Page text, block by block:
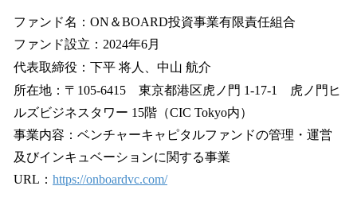
ファンド名：ON＆BOARD投資事業有限責任組合
ファンド設立：2024年6月
代表取締役：下平 将人、中山 航介
所在地：〒105-6415 東京都港区虎ノ門 1-17-1 虎ノ門ヒ
ルズビジネスタワー 15階（CIC Tokyo内）
事業内容：ベンチャーキャピタルファンドの管理・運営
及びインキュベーションに関する事業
URL： https://onboardvc.com/